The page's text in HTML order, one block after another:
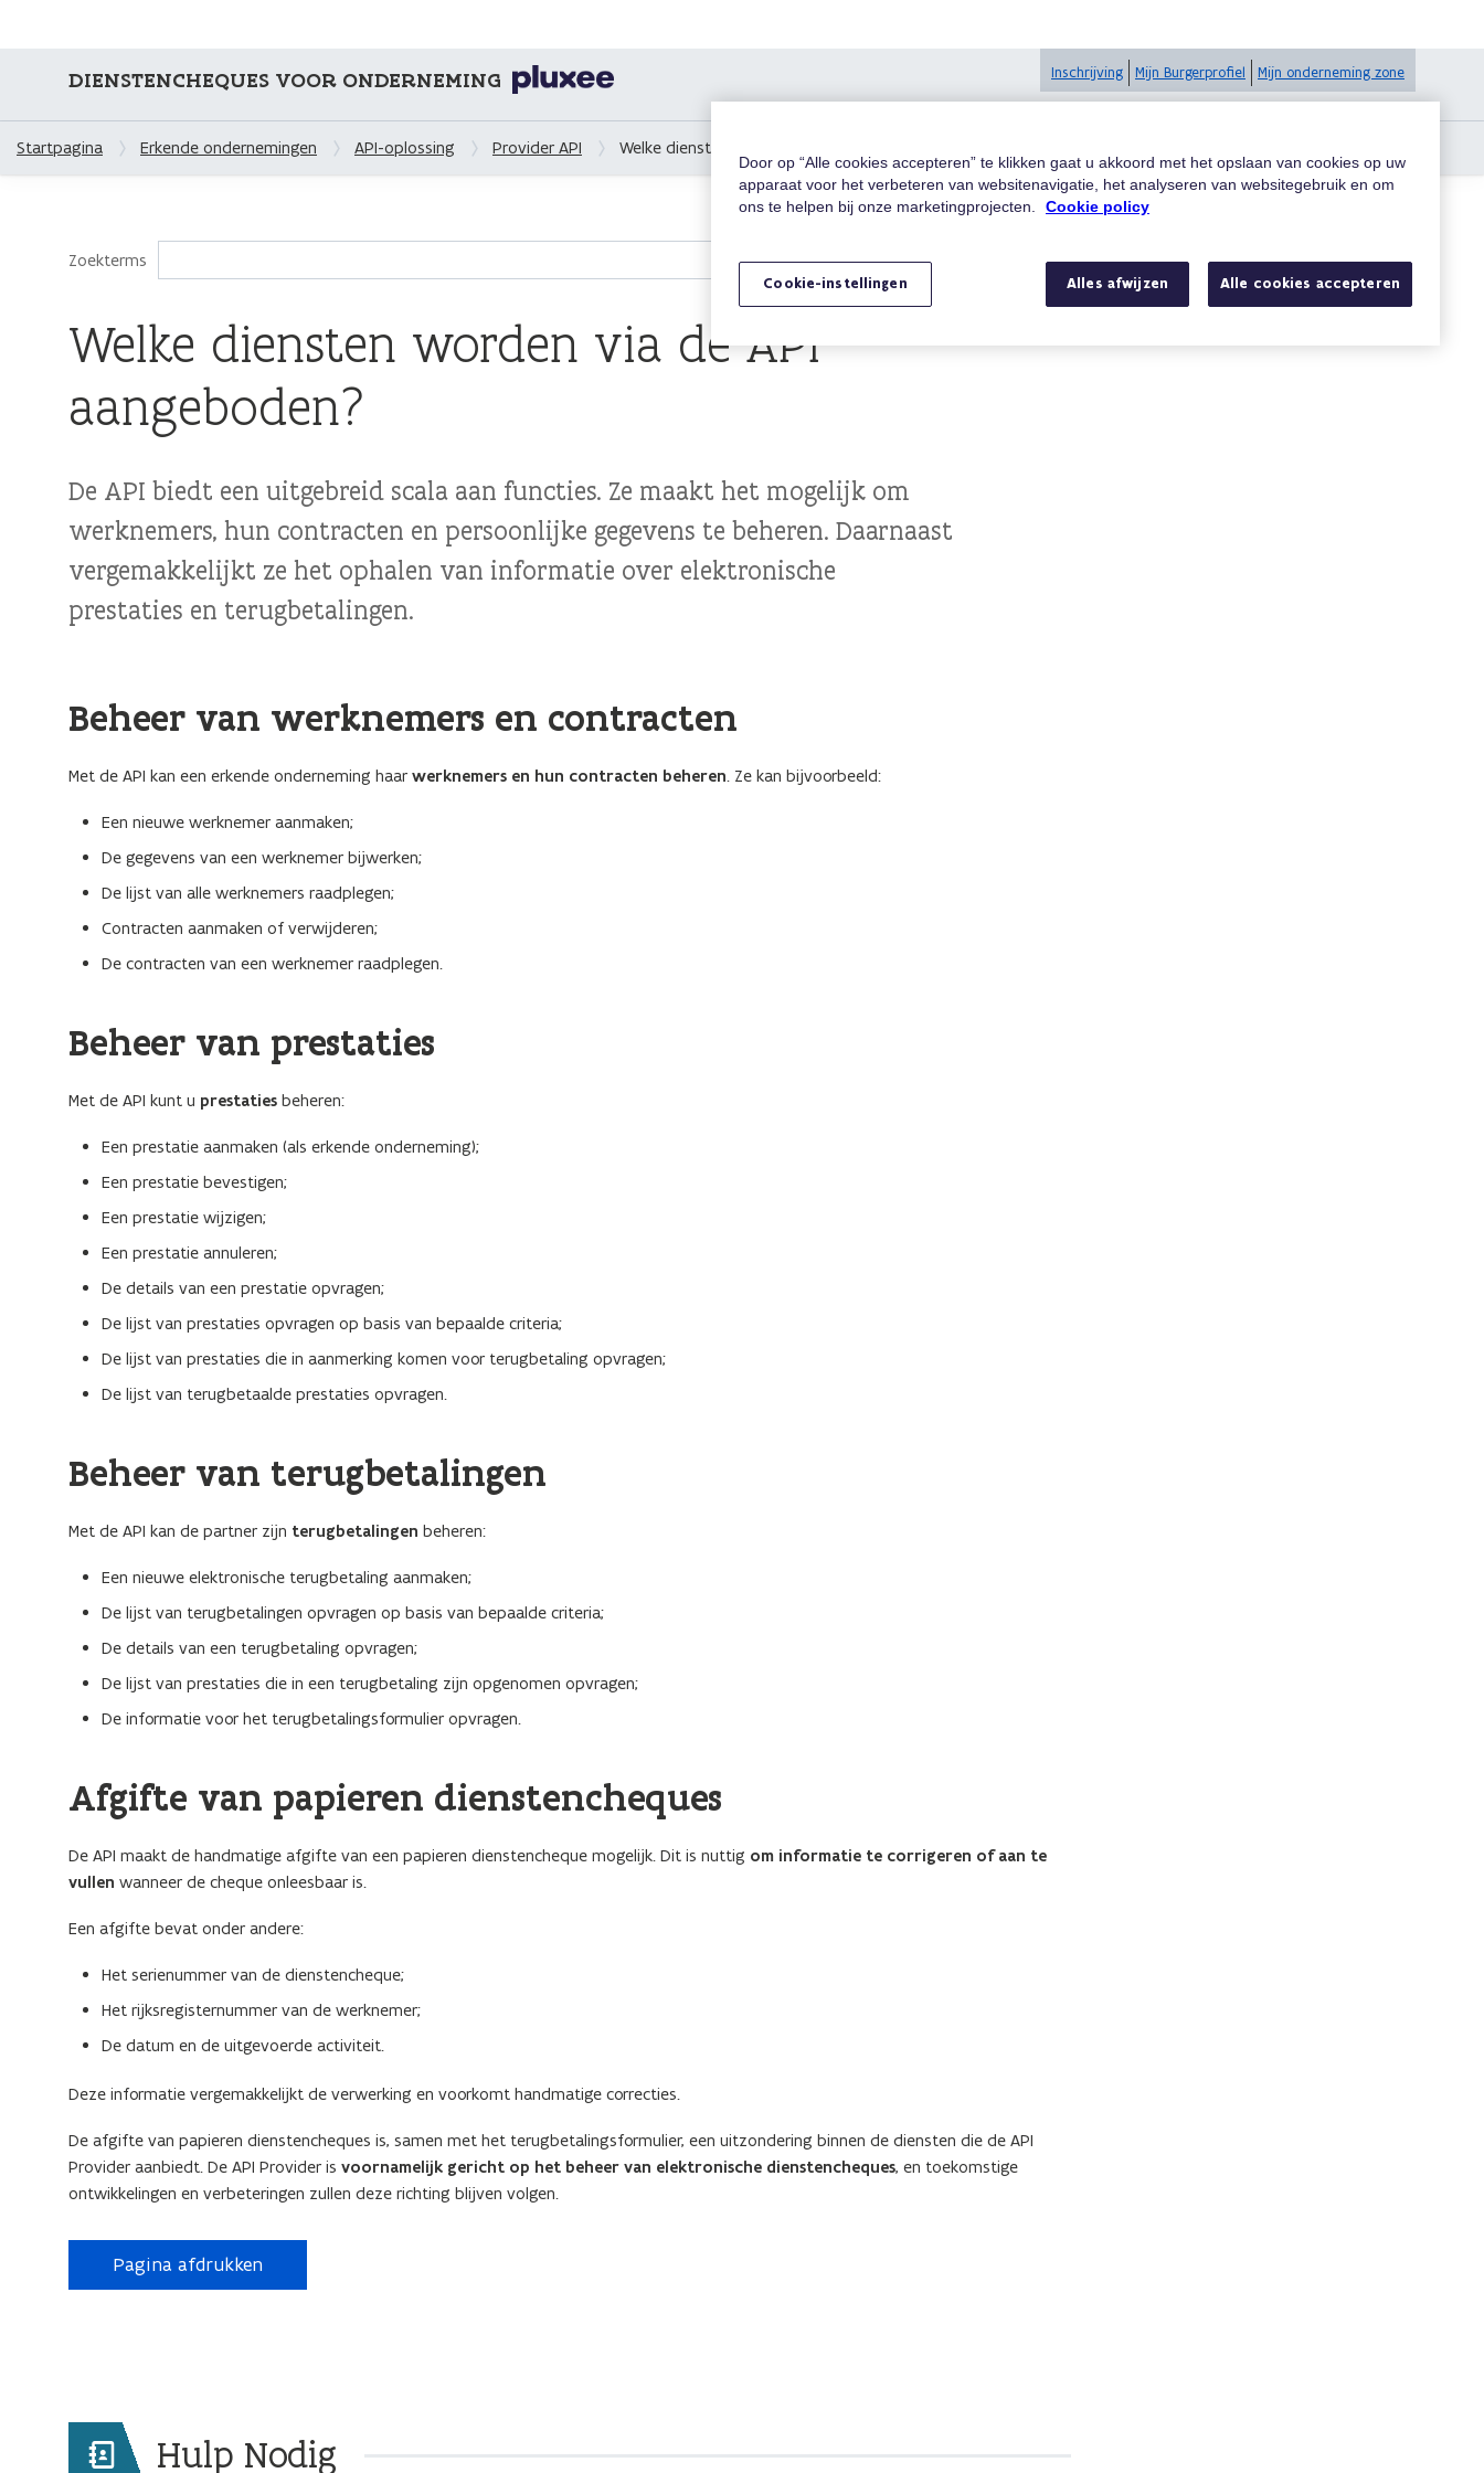
DIENSTENCHEQUES VOOR ONDERNEMING Inschrijving Mijn Burgerprofiel Mijn onderneming zone
Startpagina Erkende ondernemingen API-oplossing Provider API Welke diensten worden via de API aangeboden?
Zoekterms Zoeken
Welke diensten worden via de API
aangeboden?
De API biedt een uitgebreid scala aan functies. Ze maakt het mogelijk om
werknemers, hun contracten en persoonlijke gegevens te beheren. Daarnaast
vergemakkelijkt ze het ophalen van informatie over elektronische
prestaties en terugbetalingen.
Beheer van werknemers en contracten
Met de API kan een erkende onderneming haar werknemers en hun contracten beheren. Ze kan bijvoorbeeld:
Een nieuwe werknemer aanmaken;
De gegevens van een werknemer bijwerken;
De lijst van alle werknemers raadplegen;
Contracten aanmaken of verwijderen;
De contracten van een werknemer raadplegen.
Beheer van prestaties
Met de API kunt u prestaties beheren:
Een prestatie aanmaken (als erkende onderneming);
Een prestatie bevestigen;
Een prestatie wijzigen;
Een prestatie annuleren;
De details van een prestatie opvragen;
De lijst van prestaties opvragen op basis van bepaalde criteria;
De lijst van prestaties die in aanmerking komen voor terugbetaling opvragen;
De lijst van terugbetaalde prestaties opvragen.
Beheer van terugbetalingen
Met de API kan de partner zijn terugbetalingen beheren:
Een nieuwe elektronische terugbetaling aanmaken;
De lijst van terugbetalingen opvragen op basis van bepaalde criteria;
De details van een terugbetaling opvragen;
De lijst van prestaties die in een terugbetaling zijn opgenomen opvragen;
De informatie voor het terugbetalingsformulier opvragen.
Afgifte van papieren dienstencheques
De API maakt de handmatige afgifte van een papieren dienstencheque mogelijk. Dit is nuttig om informatie te corrigeren of aan te
vullen wanneer de cheque onleesbaar is.
Een afgifte bevat onder andere:
Het serienummer van de dienstencheque;
Het rijksregisternummer van de werknemer;
De datum en de uitgevoerde activiteit.
Deze informatie vergemakkelijkt de verwerking en voorkomt handmatige correcties.
De afgifte van papieren dienstencheques is, samen met het terugbetalingsformulier, een uitzondering binnen de diensten die de API
Provider aanbiedt. De API Provider is voornamelijk gericht op het beheer van elektronische dienstencheques, en toekomstige
ontwikkelingen en verbeteringen zullen deze richting blijven volgen.
Pagina afdrukken
Hulp Nodig
Door op “Alle cookies accepteren” te klikken gaat u akkoord met het opslaan van cookies op uw
apparaat voor het verbeteren van websitenavigatie, het analyseren van websitegebruik en om
ons te helpen bij onze marketingprojecten.
Cookie policy
Alles afwijzen Alle cookies accepteren
Cookie-instellingen